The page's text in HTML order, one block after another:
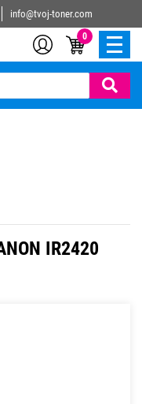
info@tvoj-toner.com
0
IR2420